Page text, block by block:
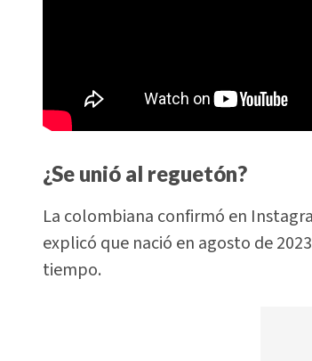
¿Se unió al reguetón?
La colombiana confirmó en
explicó que nació en agosto de
tiempo.